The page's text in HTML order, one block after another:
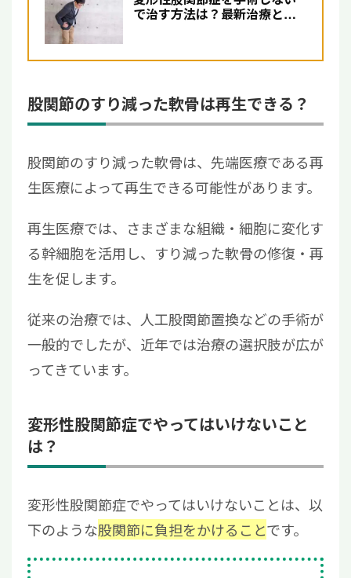
で治す方法は？最新治療とし
股関節のすり減った軟骨は再生できる？
股関節のすり減った軟骨は、先端医療である再
生医療によって再生できる可能性があります。
再生医療では、さまざまな組織・細胞に変化す
る幹細胞を活用し、すり減った軟骨の修復・再
生を促します。
従来の治療では、人工股関節置換などの手術が
一般的でしたが、近年では治療の選択肢が広が
ってきています。
変形性股関節症でやってはいけないこと
は？
変形性股関節症でやってはいけないことは、以
下のような股関節に負担をかけることです。